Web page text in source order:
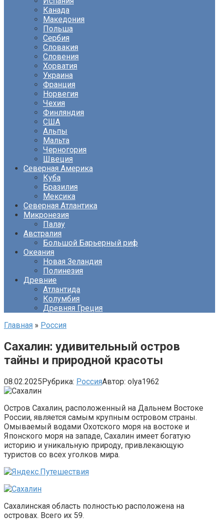
Канада
Македония
Польша
Сербия
Словакия
Словения
Хорватия
Украина
Франция
Норвегия
Чехия
Финляндия
США
Альпы
Мальта
Черногория
Швеция
Северная Америка
Куба
Бразилия
Мексика
Северная Атлантика
Микронезия
Палау
Австралия
Большой Барьерный риф
Океания
Новая Зеландия
Полинезия
Древние
Атлантида
Колумбия
Древняя Греция
Главная » Россия
Сахалин: удивительный остров
тайны и природной красоты
08.02.2025Рубрика: РоссияАвтор: olya1962
Остров Сахалин, расположенный на Дальнем Востоке
России, является самым крупным островом страны.
Омываемый водами Охотского моря на востоке и
Японского моря на западе, Сахалин имеет богатую
историю и уникальную природу, привлекающую
туристов со всех уголков мира.
Сахалинская область полностью расположена на
островах. Всего их 59.